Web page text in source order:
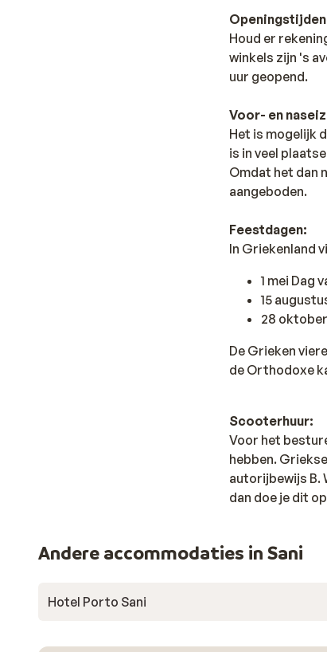
Houd er
winkels zijn 's
uur geopend.
Voor- en
Het is mogelijk
is in veel
Omdat het dan
aangeboden.
Feestdagen:
In Griekenland
1 mei Dag
15
28
De Grieken
de Orthodoxe
Scooterhuur:
Voor het
hebben.
autorijbewijs B.
dan doe je dit
Andere accommodaties in Sani
Hotel Porto Sani